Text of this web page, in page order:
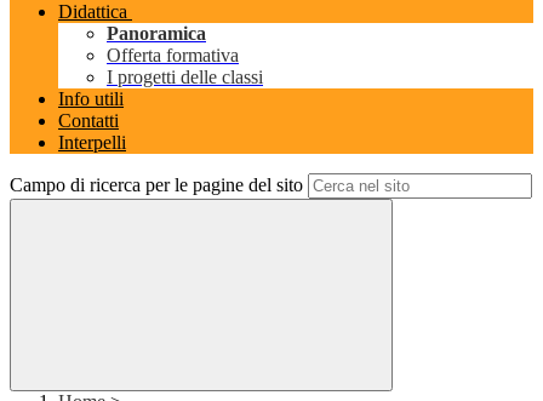
Didattica
Panoramica
Offerta formativa
I progetti delle classi
Info utili
Contatti
Interpelli
Campo di ricerca per le pagine del sito